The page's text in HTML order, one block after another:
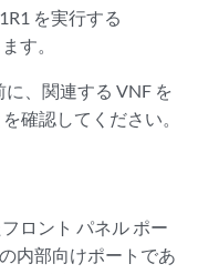
を実行する
す。
、関連する VNF を
確認してください。
ロント パネル ポー
内部向けポートであ